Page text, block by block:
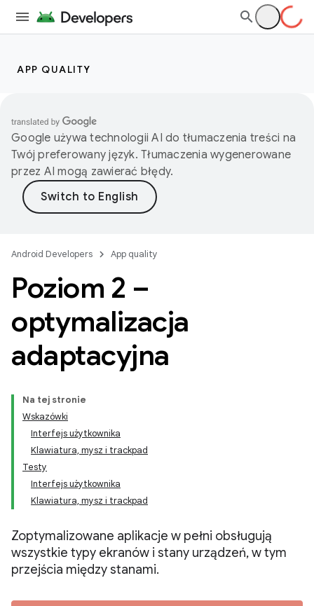
APP QUALITY
Google używa technologii AI do tłumaczenia treści na
Twój preferowany język. Tłumaczenia wygenerowane
przez AI mogą zawierać błędy.
Android Developers App quality
Poziom 2 –
optymalizacja
adaptacyjna
Na tej stronie
Wskazówki
Interfejs użytkownika
Klawiatura, mysz i trackpad
Testy
Interfejs użytkownika
Klawiatura, mysz i trackpad
Zoptymalizowane aplikacje w pełni obsługują
wszystkie typy ekranów i stany urządzeń, w tym
przejścia między stanami.